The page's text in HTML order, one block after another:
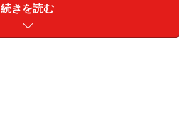
続きを読む